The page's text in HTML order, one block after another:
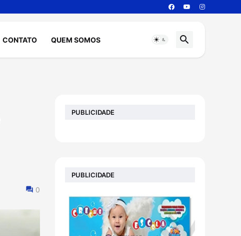
CONTATO QUEM SOMOS
0
PUBLICIDADE
PUBLICIDADE